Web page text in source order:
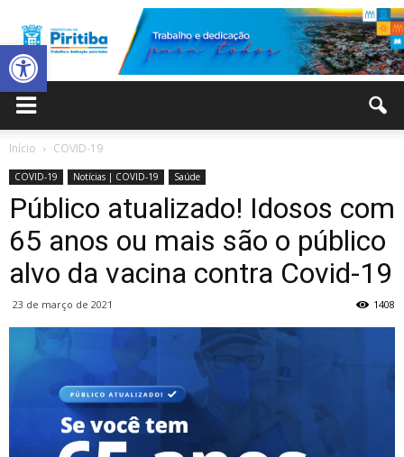
Abrir a barra de ferramentas
Municipal
de
Piritiba
Início COVID-19
COVID-19 Notícias | COVID-19 Saúde
Público atualizado! Idosos com
65 anos ou mais são o público
alvo da vacina contra Covid-19
23 de março de 2021 1408